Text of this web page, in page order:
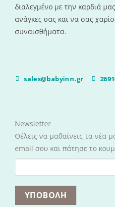
διαλεγμένο με την καρδιά
ανάγκες σας και να σας
συναισθήματα.
sales@babyinn.gr
Newsletter
Θέλεις να μαθαίνεις τα νέα
email σου και πάτησε το